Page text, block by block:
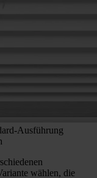
Ausführung
wählen, die